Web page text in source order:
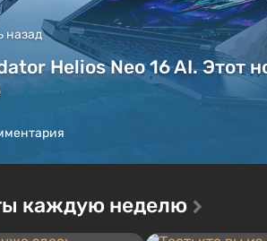
назад
Helios Neo 16 AI. Этот
каждую неделю